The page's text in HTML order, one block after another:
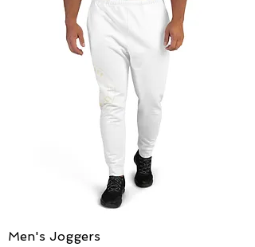
Men's Joggers